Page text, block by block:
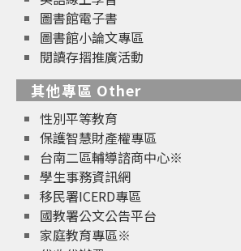
圖書館電子書
圖書館小論文專區
閱讀存摺推廣活動
其他專區 Other
性別平等教育
保護智慧財產權專區
台南二區輔導諮商中心※
學生事務資訊網
移民署ICERD專區
國教署公文公告平台
家庭教育專區※